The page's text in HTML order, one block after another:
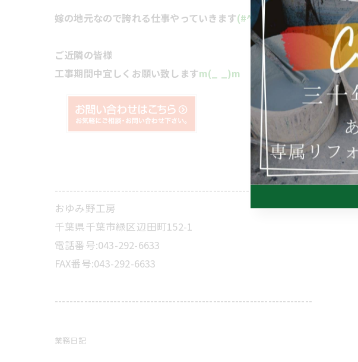
嫁の地元なので誇れる仕事やっていきます(#^.^#)
ご近隣の皆様
工事期間中宜しくお願い致しますm(_ _)m
----------------------------------------------------------------------
おゆみ野工房
千葉県千葉市緑区辺田町152-1
電話番号:043-292-6633
FAX番号:043-292-6633
----------------------------------------------------------------------
業務日記